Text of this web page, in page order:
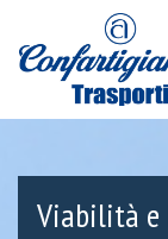
Viabilità